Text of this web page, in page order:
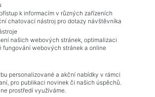
NAVIGACE
k informacím v různých zařízeních
chatovací nástroj pro dotazy návštěvníka
našich webových stránek, optimalizaci
fungování webových stránek a online
personalizované a akční nabídky v rámci
pro publikaci novinek či našich úspěchů.
prostředí využíváme.